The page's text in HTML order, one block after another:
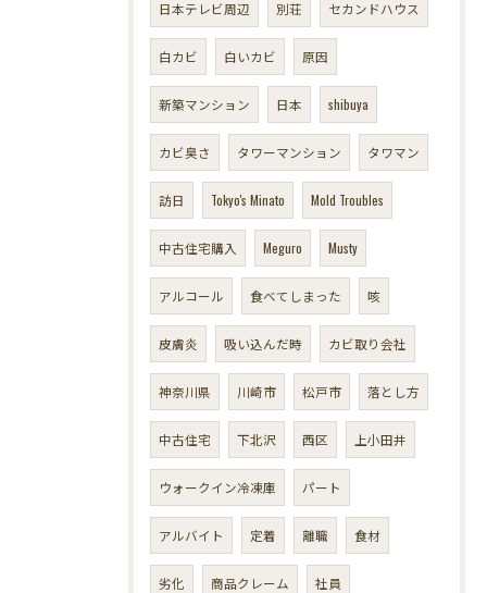
日本テレビ周辺 別荘 セカンドハウス
白カビ 白いカビ 原因
新築マンション 日本 shibuya
カビ臭さ タワーマンション タワマン
訪日 Tokyo's Minato Mold Troubles
中古住宅購入 Meguro Musty
アルコール 食べてしまった 咳
皮膚炎 吸い込んだ時 カビ取り会社
神奈川県 川崎市 松戸市 落とし方
中古住宅 下北沢 西区 上小田井
ウォークイン冷凍庫 パート
アルバイト 定着 離職 食材
劣化 商品クレーム 社員